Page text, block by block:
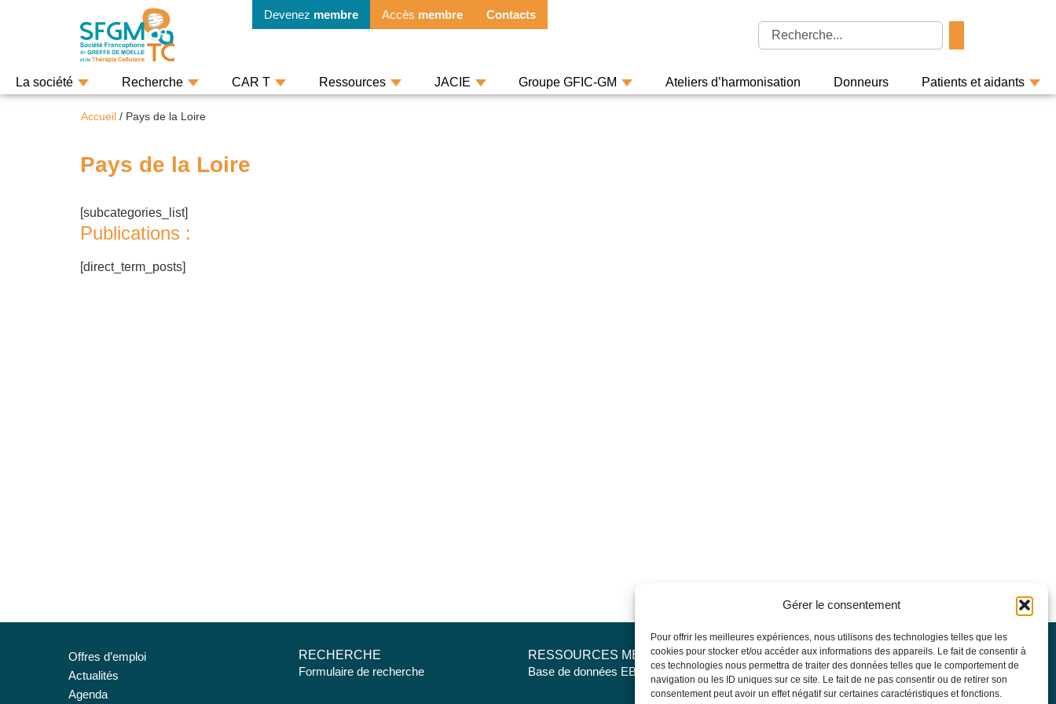
Gérer le consentement
Pour offrir les meilleures expériences, nous utilisons des technologies telles que les
cookies pour stocker et/ou accéder aux informations des appareils. Le fait de consentir à
ces technologies nous permettra de traiter des données telles que le comportement de
navigation ou les ID uniques sur ce site. Le fait de ne pas consentir ou de retirer son
consentement peut avoir un effet négatif sur certaines caractéristiques et fonctions.
Devenez membre Accès membre Contacts
La société Recherche CAR T Ressources JACIE Groupe GFIC-GM Ateliers d’harmonisation Donneurs Patients et aidants
Accueil / Pays de la Loire
Pays de la Loire
[subcategories_list]
Publications :
[direct_term_posts]
Offres d’emploi
Actualités
Agenda
RECHERCHE
Formulaire de recherche
RESSOURCES MÉDICALES
Base de données EBMT Registry
SFGM-TC
Statuts
Conseil d’administration